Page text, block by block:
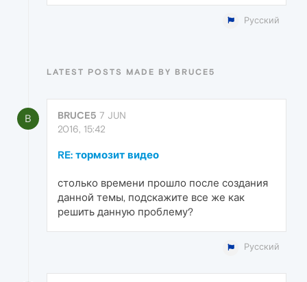
Русский
LATEST POSTS MADE BY BRUCE5
B BRUCE5 7 JUN
2016, 15:42
RE: тормозит видео
столько времени прошло после создания
данной темы, подскажите все же как
решить данную проблему?
Русский